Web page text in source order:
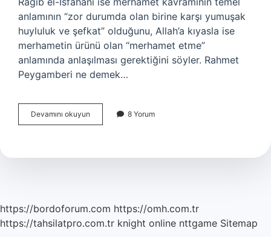
anlamının “zor durumda olan birine karşı yumuşak
huyluluk ve şefkat” olduğunu, Allah’a kıyasla ise
merhametin ürünü olan “merhamet etme”
anlamında anlaşılması gerektiğini söyler. Rahmet
Peygamberi ne demek…
Devamını okuyun
Anlamda
Demek
8 Yorum
https://bordoforum.com https://omh.com.tr
https://tahsilatpro.com.tr knight online nttgame Sitemap